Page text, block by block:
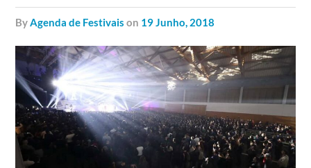
byAgenda de Festivais on 19 Junho, 2018